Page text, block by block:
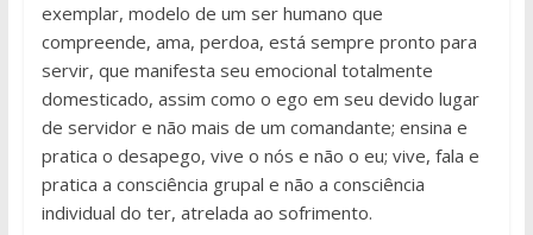
exemplar, modelo de um ser humano que
compreende, ama, perdoa, está sempre pronto para
servir, que manifesta seu emocional totalmente
domesticado, assim como o ego em seu devido lugar
de servidor e não mais de um comandante; ensina e
pratica o desapego, vive o nós e não o eu; vive, fala e
pratica a consciência grupal e não a consciência
individual do ter, atrelada ao sofrimento.